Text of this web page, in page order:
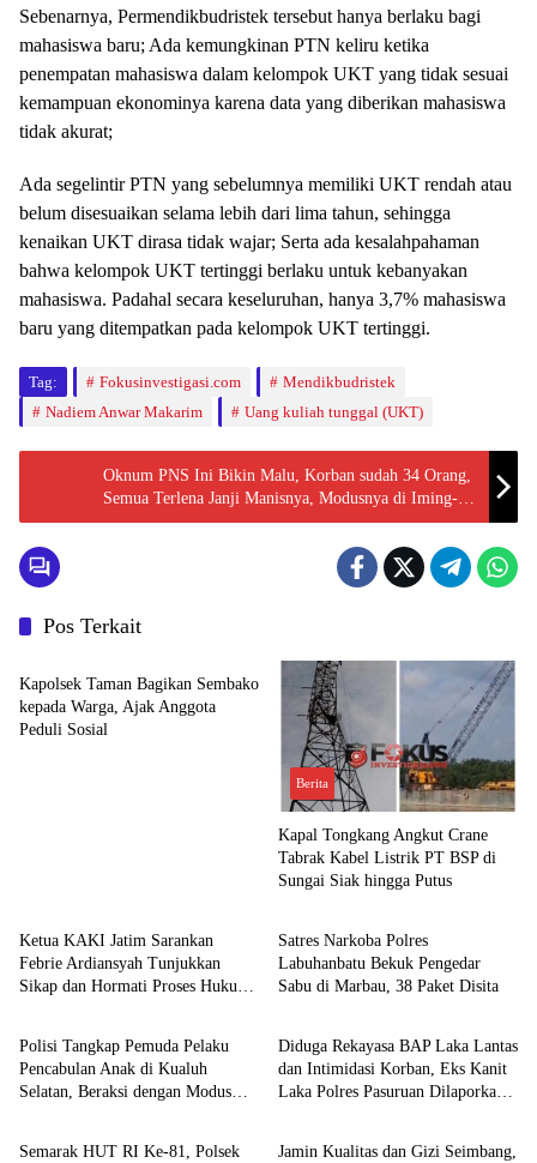
Sebenarnya, Permendikbudristek tersebut hanya berlaku bagi
mahasiswa baru; Ada kemungkinan PTN keliru ketika
penempatan mahasiswa dalam kelompok UKT yang tidak sesuai
kemampuan ekonominya karena data yang diberikan mahasiswa
tidak akurat;
Ada segelintir PTN yang sebelumnya memiliki UKT rendah atau
belum disesuaikan selama lebih dari lima tahun, sehingga
kenaikan UKT dirasa tidak wajar; Serta ada kesalahpahaman
bahwa kelompok UKT tertinggi berlaku untuk kebanyakan
mahasiswa. Padahal secara keseluruhan, hanya 3,7% mahasiswa
baru yang ditempatkan pada kelompok UKT tertinggi.
Tag: Fokusinvestigasi.com
Mendikbudristek
Nadiem Anwar Makarim
Uang kuliah tunggal (UKT)
Oknum PNS Ini Bikin Malu, Korban sudah 34 Orang,
Semua Terlena Janji Manisnya, Modusnya di Iming-
iming Pengangkatan Tenaga Honorer
Pos Terkait
Berita
Kapolsek Taman Bagikan Sembako
kepada Warga, Ajak Anggota
Peduli Sosial
Berita
Kapal Tongkang Angkut Crane
Tabrak Kabel Listrik PT BSP di
Sungai Siak hingga Putus
Ketua KAKI Jatim Sarankan
Febrie Ardiansyah Tunjukkan
Sikap dan Hormati Proses Hukum,
Berita
Satres Narkoba Polres
Labuhanbatu Bekuk Pengedar
Sabu di Marbau, 38 Paket Disita
Berita
Polisi Tangkap Pemuda Pelaku
Pencabulan Anak di Kualuh
Selatan, Beraksi dengan Modus
Berita
Diduga Rekayasa BAP Laka Lantas
dan Intimidasi Korban, Eks Kanit
Laka Polres Pasuruan Dilaporkan
Berita
Semarak HUT RI Ke-81, Polsek
Berita
Jamin Kualitas dan Gizi Seimbang,